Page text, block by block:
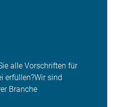
alle Vorschriften für
erfüllen?Wir sind
Branche